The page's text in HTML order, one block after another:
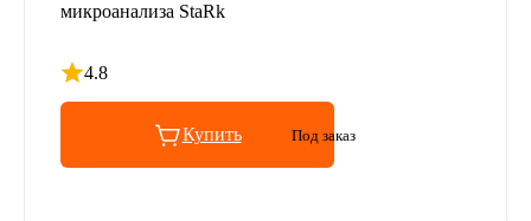
микроанализа StaRk
4.8
Рейтинг 4.8 из 5
Купить Под заказ